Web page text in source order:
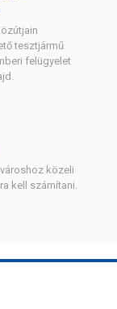
tesztjármű
felügyelet
közeli
kell számítani.